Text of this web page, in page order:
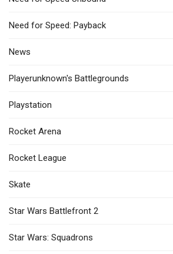
Need for Speed: Payback
News
Playerunknown's Battlegrounds
Playstation
Rocket Arena
Rocket League
Skate
Star Wars Battlefront 2
Star Wars: Squadrons